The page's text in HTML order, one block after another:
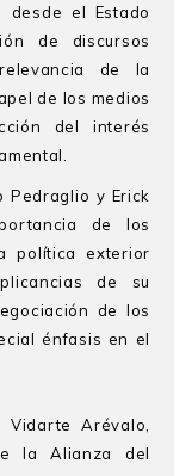
desde el Estado
de discursos
de la
de los medios
del interés
Pedraglio y Erick
de los
política exterior
de su
de los
énfasis en el
Vidarte Arévalo,
la Alianza del